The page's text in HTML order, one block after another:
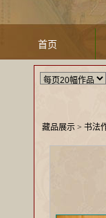
首页
藏品展示 > 书法